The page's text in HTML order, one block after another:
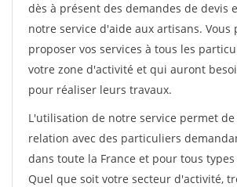
dès à présent des demandes de devis
notre service d'aide aux artisans. Vous
proposer vos services à tous les
votre zone d'activité et qui auront
pour réaliser leurs travaux.
L'utilisation de notre service permet
relation avec des particuliers
dans toute la France et pour tous
Quel que soit votre secteur d'activité,